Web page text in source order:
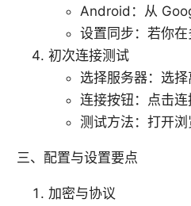
Android：从
设置同步：若你在
初次连接测试
选择服务器：选
连接按钮：点击连
测试方法：打开
三、配置与设置要点
加密与协议